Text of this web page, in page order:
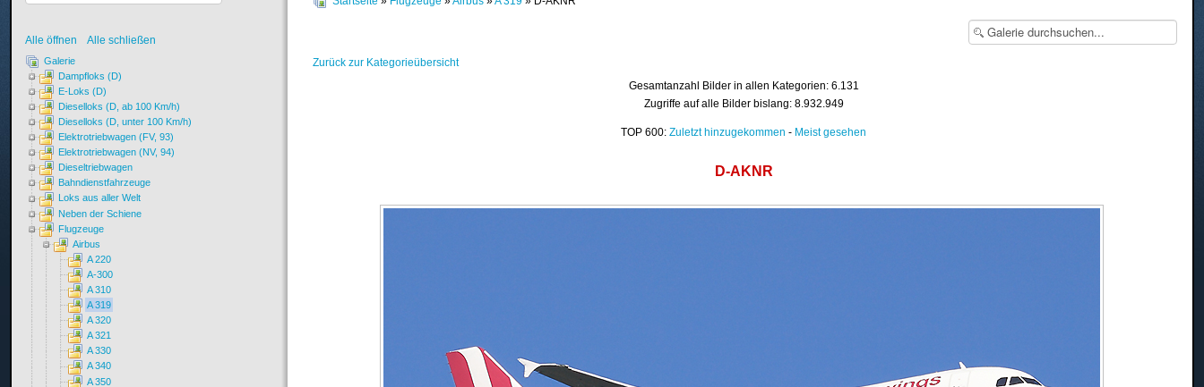
Zurück zur Kategorieübersicht
Gesamtanzahl Bilder in allen Kategorien: 6.131
Zugriffe auf alle Bilder bislang: 8.932.949
TOP 600:Zuletzt hinzugekommen - Meist gesehen
D-AKNR
Alle öffnen Alle schließen
Galerie
Dampfloks (D)
E-Loks (D)
Dieselloks (D, ab 100 Km/h)
Dieselloks (D, unter 100 Km/h)
Elektrotriebwagen (FV, 93)
Elektrotriebwagen (NV, 94)
Dieseltriebwagen
Bahndienstfahrzeuge
Loks aus aller Welt
Neben der Schiene
Flugzeuge
Airbus
A 220
A-300
A 310
A 319
A 320
A 321
A 330
A 340
A 350